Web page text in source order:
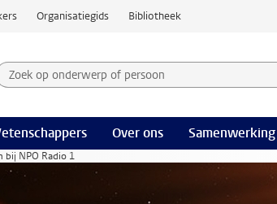
Organisatiegids Bibliotheek
op onderwerp of persoon en
Over ons Samenwerking
bij NPO Radio 1